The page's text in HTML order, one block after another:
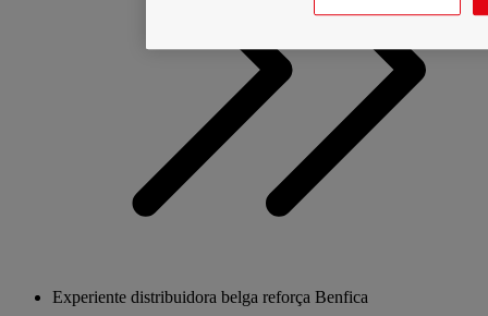
Experiente distribuidora belga reforça Benfica